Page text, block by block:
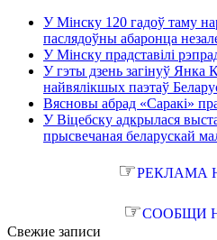
У Мінску 120 гадоў таму
паслядоўны абаронца
У Мінску прадставілі
У гэты дзень загінуў Янка
найвялікшых паэтаў
Вясновы абрад «Саракі»
У Віцебску адкрылася
прысвечаная беларускай
☞РЕКЛАМА
☞СООБЩИ
Свежие записи